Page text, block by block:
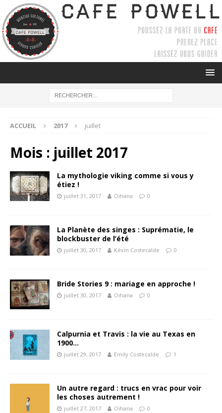
ACCUEIL 2017 juillet
Mois : juillet 2017
La mythologie viking comme si vous y
étiez !
juillet 31, 2017 Oihana 0
La Planète des singes : Suprématie, le
blockbuster de l’été
juillet 30, 2017 Kévin Costecalde 0
Bride Stories 9 : mariage en approche !
juillet 30, 2017 Oihana 0
Calpurnia et Travis : la vie au Texas en
1900…
juillet 29, 2017 Emily Costecalde 1
Un autre regard : trucs en vrac pour voir
les choses autrement !
juillet 27, 2017 Oihana 0